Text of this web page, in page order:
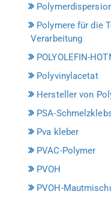
Polymere für die
Verarbeitung
POLYOLEFIN-
Polyvinylacetat
Hersteller von
PSA-
Pva kleber
PVAC-Polymer
PVOH
PVOH-